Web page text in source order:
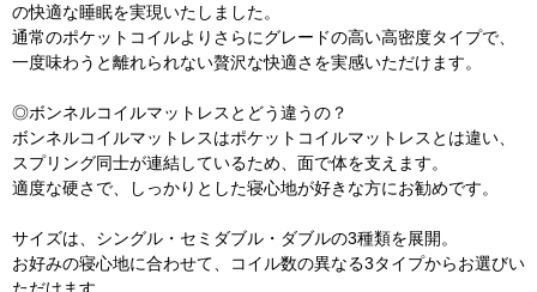
の快適な睡眠を実現いたしました。
通常のポケットコイルよりさらにグレードの高い高密度タイプで、
一度味わうと離れられない贅沢な快適さを実感いただけます。
◎ボンネルコイルマットレスとどう違うの？
ボンネルコイルマットレスはポケットコイルマットレスとは違い、
スプリング同士が連結しているため、面で体を支えます。
適度な硬さで、しっかりとした寝心地が好きな方にお勧めです。
サイズは、シングル・セミダブル・ダブルの3種類を展開。
お好みの寝心地に合わせて、コイル数の異なる3タイプからお選びい
ただけます。